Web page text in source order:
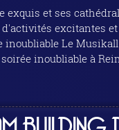
et ses
excitantes
inoubliable à